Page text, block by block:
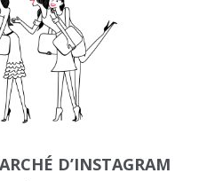
D’INSTAGRAM